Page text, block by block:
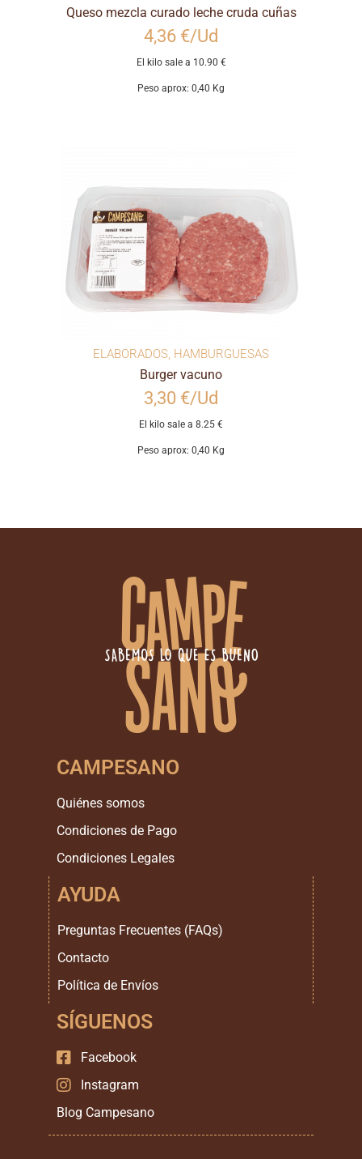
Queso mezcla curado leche cruda cuñas
4,36 €/Ud
El kilo sale a 10.90 €
Peso aprox: 0,40 Kg
ELABORADOS, HAMBURGUESAS
Burger vacuno
3,30 €/Ud
El kilo sale a 8.25 €
Peso aprox: 0,40 Kg
CAMPESANO
Quiénes somos
Condiciones de Pago
Condiciones Legales
AYUDA
Preguntas Frecuentes (FAQs)
Contacto
Política de Envíos
SÍGUENOS
Facebook
Instagram
Blog Campesano